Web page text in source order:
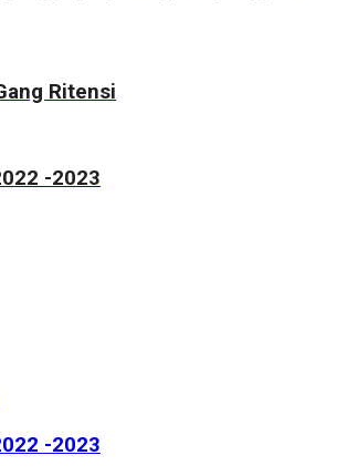
Ritensi
-2023
-2023